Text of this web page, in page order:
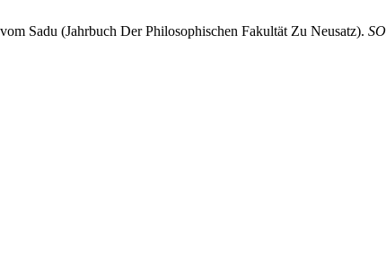
Sadu (Jahrbuch Der Philosophischen Fakultät Zu Neusatz).